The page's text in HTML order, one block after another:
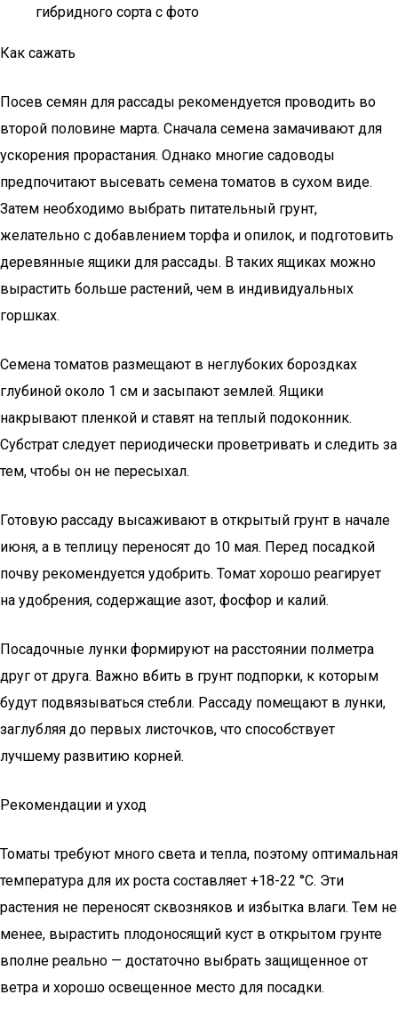
гибридного сорта с фото
Как сажать
Посев семян для рассады рекомендуется проводить во
второй половине марта. Сначала семена замачивают для
ускорения прорастания. Однако многие садоводы
предпочитают высевать семена томатов в сухом виде.
Затем необходимо выбрать питательный грунт,
желательно с добавлением торфа и опилок, и подготовить
деревянные ящики для рассады. В таких ящиках можно
вырастить больше растений, чем в индивидуальных
горшках.
Семена томатов размещают в неглубоких бороздках
глубиной около 1 см и засыпают землей. Ящики
накрывают пленкой и ставят на теплый подоконник.
Субстрат следует периодически проветривать и следить за
тем, чтобы он не пересыхал.
Готовую рассаду высаживают в открытый грунт в начале
июня, а в теплицу переносят до 10 мая. Перед посадкой
почву рекомендуется удобрить. Томат хорошо реагирует
на удобрения, содержащие азот, фосфор и калий.
Посадочные лунки формируют на расстоянии полметра
друг от друга. Важно вбить в грунт подпорки, к которым
будут подвязываться стебли. Рассаду помещают в лунки,
заглубляя до первых листочков, что способствует
лучшему развитию корней.
Рекомендации и уход
Томаты требуют много света и тепла, поэтому оптимальная
температура для их роста составляет +18-22 °С. Эти
растения не переносят сквозняков и избытка влаги. Тем не
менее, вырастить плодоносящий куст в открытом грунте
вполне реально — достаточно выбрать защищенное от
ветра и хорошо освещенное место для посадки.